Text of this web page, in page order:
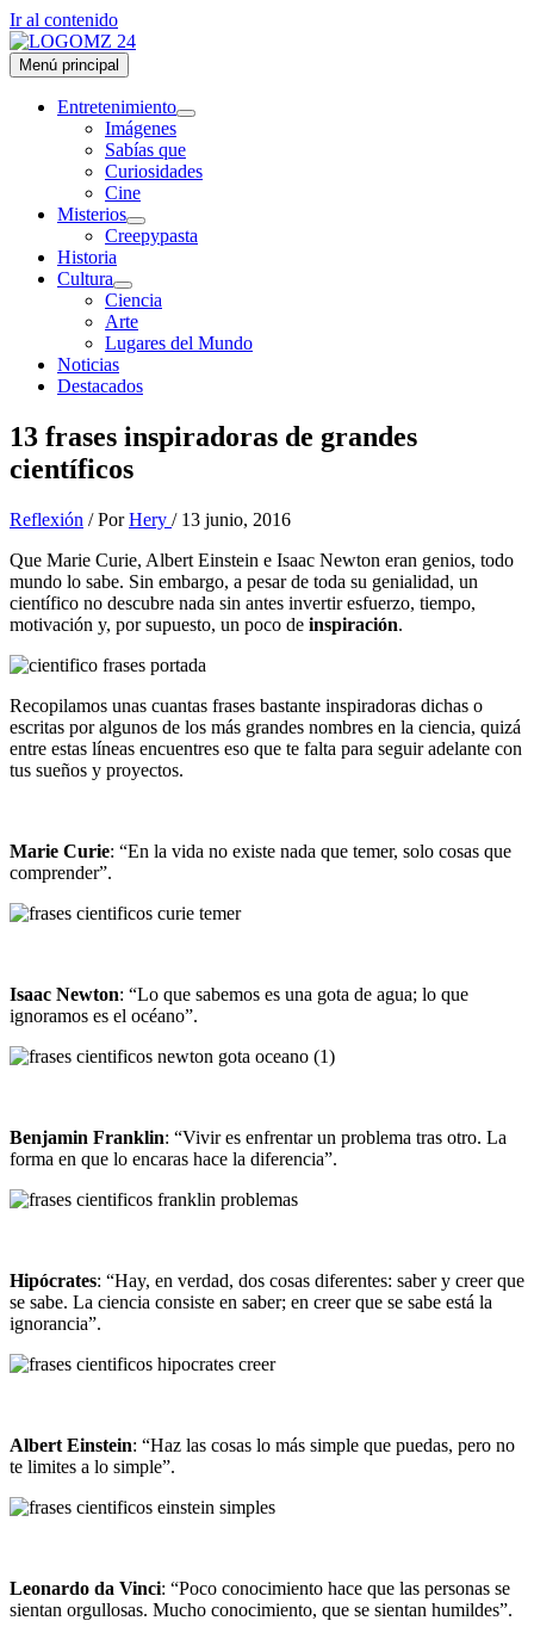
Ir al contenido
Menú principal
Entretenimiento
Imágenes
Sabías que
Curiosidades
Cine
Misterios
Creepypasta
Historia
Cultura
Ciencia
Arte
Lugares del Mundo
Noticias
Destacados
13 frases inspiradoras de grandes
científicos
Reflexión / PorHery / 13 junio, 2016
Que Marie Curie, Albert Einstein e Isaac Newton eran genios, todo
mundo lo sabe. Sin embargo, a pesar de toda su genialidad, un
científico no descubre nada sin antes invertir esfuerzo, tiempo,
motivación y, por supuesto, un poco de inspiración.
Recopilamos unas cuantas frases bastante inspiradoras dichas o
escritas por algunos de los más grandes nombres en la ciencia, quizá
entre estas líneas encuentres eso que te falta para seguir adelante con
tus sueños y proyectos.
Marie Curie: “En la vida no existe nada que temer, solo cosas que
comprender”.
Isaac Newton: “Lo que sabemos es una gota de agua; lo que
ignoramos es el océano”.
Benjamin Franklin: “Vivir es enfrentar un problema tras otro. La
forma en que lo encaras hace la diferencia”.
Hipócrates: “Hay, en verdad, dos cosas diferentes: saber y creer que
se sabe. La ciencia consiste en saber; en creer que se sabe está la
ignorancia”.
Albert Einstein: “Haz las cosas lo más simple que puedas, pero no
te limites a lo simple”.
Leonardo da Vinci: “Poco conocimiento hace que las personas se
sientan orgullosas. Mucho conocimiento, que se sientan humildes”.